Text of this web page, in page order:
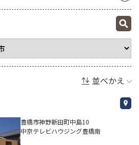
並べかえ
豊橋市神野新田町中島10
中京テレビハウジング豊橋南